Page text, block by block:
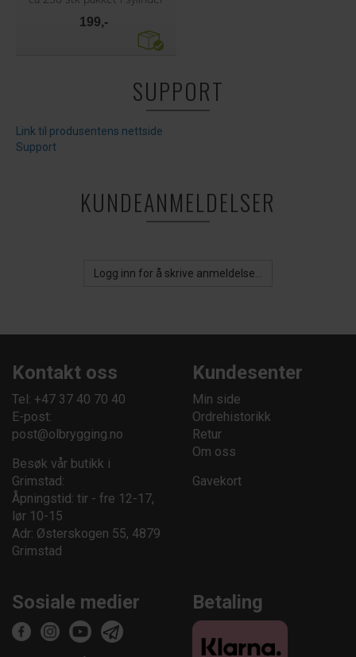
199,-
SUPPORT
Link til produsentens nettside
Support
KUNDEANMELDELSER
Logg inn for å skrive anmeldelse...
Kontakt oss
Tel: +47 37 40 70 40
E-post:
post@olbrygging.no
Besøk vår butikk i
Grimstad:
Åpningstid: tir - fre 12-17,
lør 10-15
Adr: Østerskogen 55, 4879
Grimstad
Kundesenter
Min side
Ordrehistorikk
Retur
Om oss
Gavekort
Sosiale medier Betaling